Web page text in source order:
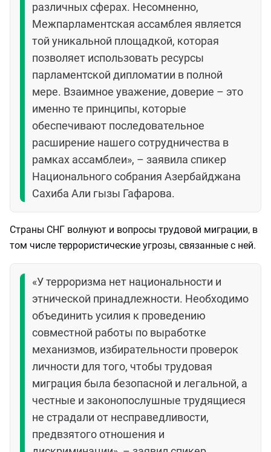
различных сферах. Несомненно,
Межпарламентская ассамблея является
той уникальной площадкой, которая
позволяет использовать ресурсы
парламентской дипломатии в полной
мере. Взаимное уважение, доверие – это
именно те принципы, которые
обеспечивают последовательное
расширение нашего сотрудничества в
рамках ассамблеи», – заявила спикер
Национального собрания Азербайджана
Сахиба Али гызы Гафарова.
Страны СНГ волнуют и вопросы трудовой миграции, в
том числе террористические угрозы, связанные с ней.
«У терроризма нет национальности и
этнической принадлежности. Необходимо
объединить усилия к проведению
совместной работы по выработке
механизмов, избирательности проверок
личности для того, чтобы трудовая
миграция была безопасной и легальной, а
честные и законопослушные трудящиеся
не страдали от несправедливости,
предвзятого отношения и